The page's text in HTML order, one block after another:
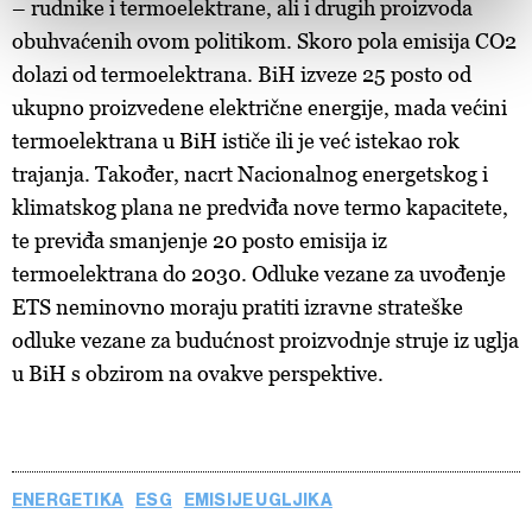
and set your preferences in thedetails section.
Zajednički voditelji obrade su HD-WIN ARENA SPORT
. Više o podacima koje obrađujemo kao i
o vašim pravima pročitajte u našojPolitici privatnosti, a
o kolačićima i drugim sličnim tehnologijama uPolitici
kolačića. Kolačiće u bilo kojem trenutku možete ponovno
ažurirati klikom na „Prikaži detalje“. Privolu možete u bilo
kojem trenutku povući bez negativnih posljedica.
– rudnike i termoelektrane, ali i drugih proizvoda
obuhvaćenih ovom politikom. Skoro pola emisija CO2
dolazi od termoelektrana. BiH izveze 25 posto od
ukupno proizvedene električne energije, mada većini
termoelektrana u BiH ističe ili je već istekao rok
trajanja. Također, nacrt Nacionalnog energetskog i
klimatskog plana ne predviđa nove termo kapacitete,
te previđa smanjenje 20 posto emisija iz
termoelektrana do 2030. Odluke vezane za uvođenje
ETS neminovno moraju pratiti izravne strateške
odluke vezane za budućnost proizvodnje struje iz uglja
u BiH s obzirom na ovakve perspektive.
ENERGETIKA ESG
EMISIJE UGLJIKA